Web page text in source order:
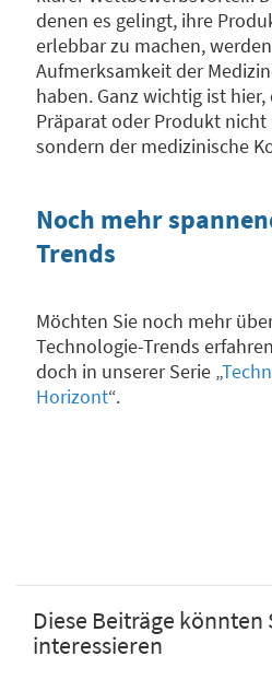
denen es gelingt, ihre
erlebbar zu machen,
Aufmerksamkeit der
haben. Ganz wichtig ist hier,
Präparat oder Produkt
sondern der medizinische
Noch mehr
Trends
Möchten Sie noch mehr
Technologie-Trends
doch in unserer Serie „
Horizont“.
Diese Beiträge könnten
interessieren